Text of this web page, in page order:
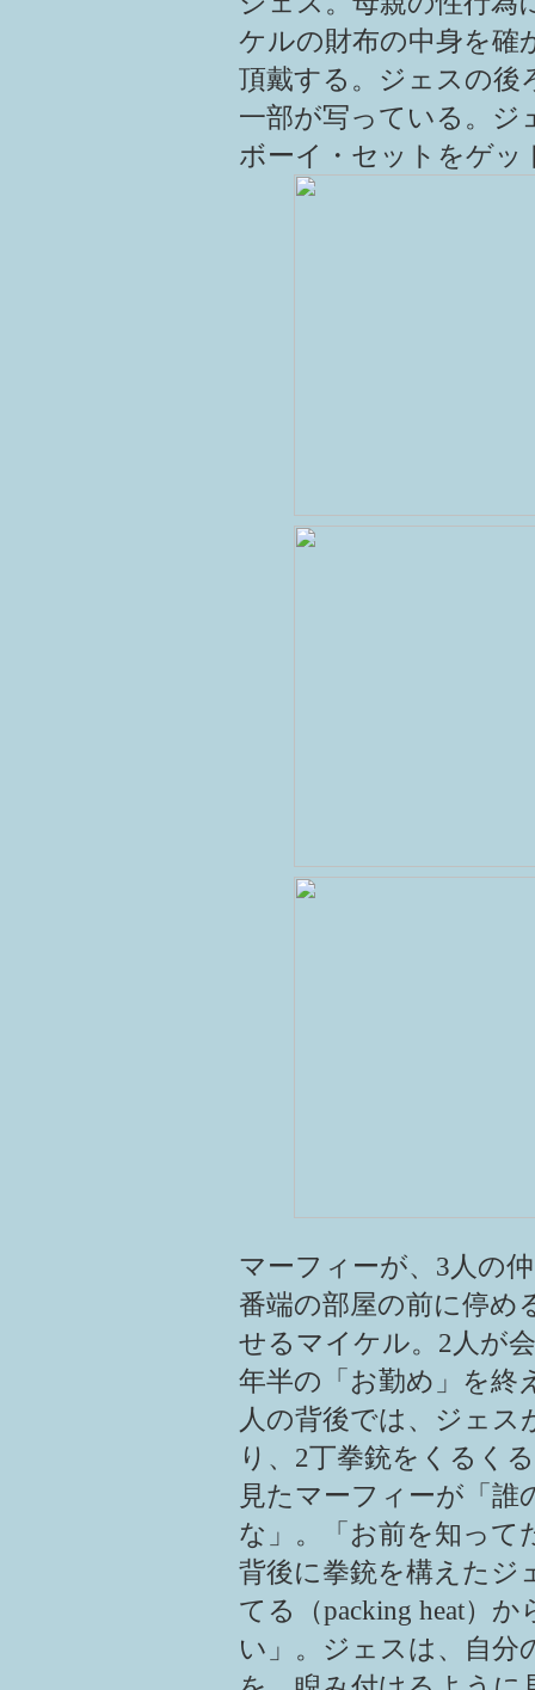
ケルの財布の中身を確
頂戴する。ジェスの後
一部が写っている。ジ
ボーイ・セットをゲッ
マーフィーが、3人の
番端の部屋の前に停め
せるマイケル。2人が
年半の「お勤め」を終
人の背後では、ジェ
り、2丁拳銃をくるく
見たマーフィーが「
な」。「お前を知って
背後に拳銃を構えたジ
てる（packing heat）
い」。ジェスは、自分